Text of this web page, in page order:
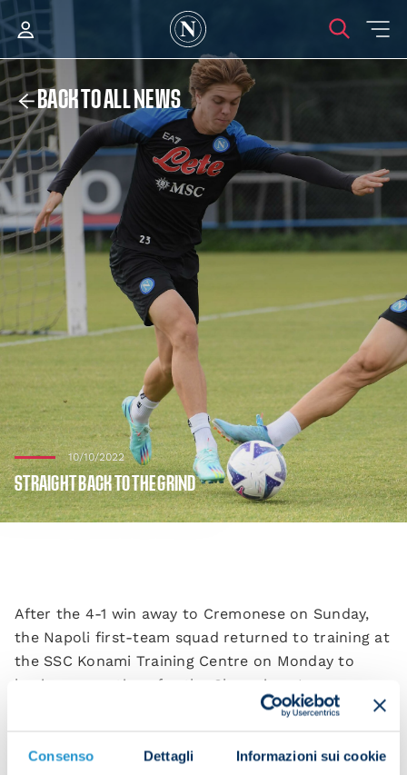
Consenso Dettagli Informazioni sui cookie
BACK TO ALL NEWS
10/10/2022
STRAIGHT BACK TO THE GRIND
After the 4-1 win away to Cremonese on Sunday,
the Napoli first-team squad returned to training at
the SSC Konami Training Centre on Monday to
begin preparations for the Champions League